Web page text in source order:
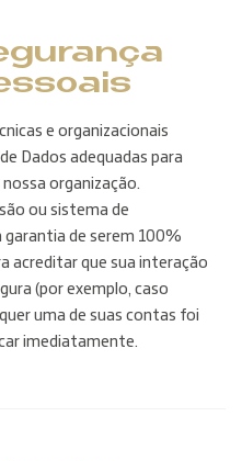
e organizacionais
Dados adequadas para
organização.
ou sistema de
de serem 100%
acreditar que sua interação
(por exemplo, caso
uma de suas contas foi
imediatamente.